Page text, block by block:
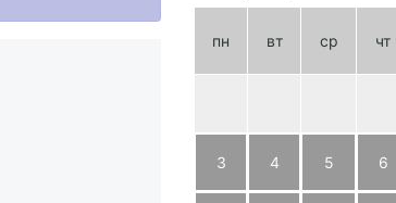
пн вт ср чт
3 4 5 6